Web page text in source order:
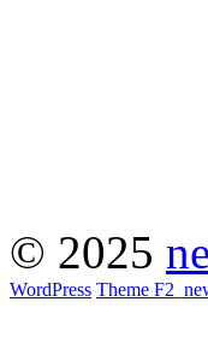
© 2025
WordPress Theme F2